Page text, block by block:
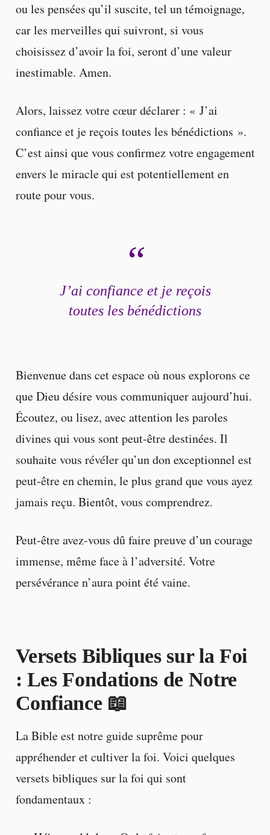
ou les pensées qu’il suscite, tel un témoignage,
car les merveilles qui suivront, si vous
choisissez d’avoir la foi, seront d’une valeur
inestimable. Amen.
Alors, laissez votre cœur déclarer : « J’ai
confiance et je reçois toutes les bénédictions ».
C’est ainsi que vous confirmez votre engagement
envers le miracle qui est potentiellement en
route pour vous.
J’ai confiance et je reçois
toutes les bénédictions
Bienvenue dans cet espace où nous explorons ce
que Dieu désire vous communiquer aujourd’hui.
Écoutez, ou lisez, avec attention les paroles
divines qui vous sont peut-être destinées. Il
souhaite vous révéler qu’un don exceptionnel est
peut-être en chemin, le plus grand que vous ayez
jamais reçu. Bientôt, vous comprendrez.
Peut-être avez-vous dû faire preuve d’un courage
immense, même face à l’adversité. Votre
persévérance n’aura point été vaine.
Versets Bibliques sur la Foi
: Les Fondations de Notre
Confiance 📖
La Bible est notre guide suprême pour
appréhender et cultiver la foi. Voici quelques
versets bibliques sur la foi qui sont
fondamentaux :